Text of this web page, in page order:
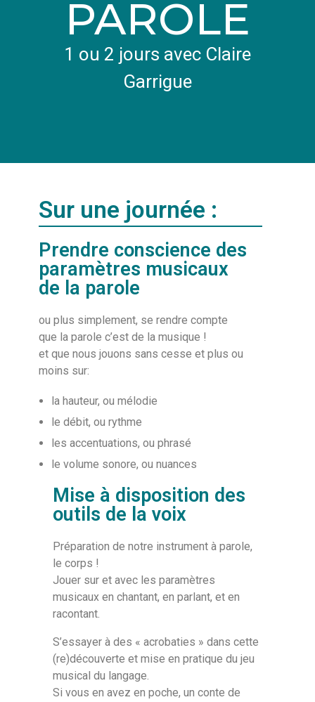
Enfants – Contes & Oralité
Adultes – Vers une parole vivante
CONTACT
PAROLE
1 ou 2 jours avec Claire
Garrigue
Sur une journée :
Prendre conscience des
paramètres musicaux
de la parole
ou plus simplement, se rendre compte
que la parole c’est de la musique !
et que nous jouons sans cesse et plus ou
moins sur:
la hauteur, ou mélodie
le débit, ou rythme
les accentuations, ou phrasé
le volume sonore, ou nuances
Mise à disposition des
outils de la voix
Préparation de notre instrument à parole,
le corps !
Jouer sur et avec les paramètres
musicaux en chantant, en parlant, et en
racontant.
S’essayer à des « acrobaties » dans cette
(re)découverte et mise en pratique du jeu
musical du langage.
Si vous en avez en poche, un conte de